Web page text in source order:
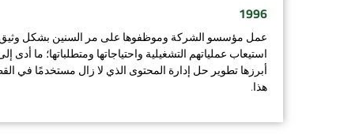
1996
عمل مؤسسو الشركة وموظفوها على مر السنين بشكل
استيعاب عملياتهم التشغيلية واحتياجاتها ومتطلباتها؛ ما
أبرزها تطوير حل إدارة المحتوى الذي لا زال مستخدمًا في
هذا.​